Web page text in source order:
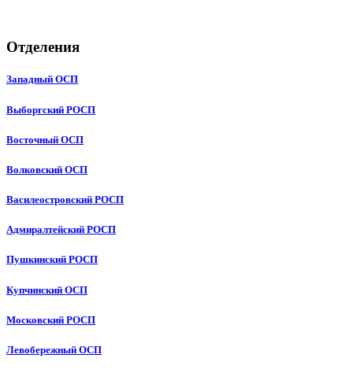
Отделения
Западный ОСП
Выборгский РОСП
Восточный ОСП
Волковский ОСП
Василеостровский РОСП
Адмиралтейский РОСП
Пушкинский РОСП
Купчинский ОСП
Московский РОСП
Левобережный ОСП